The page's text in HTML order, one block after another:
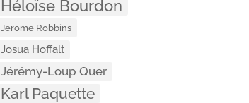
Héloïse Bourdon
Jerome Robbins
Josua Hoffalt
Jérémy-Loup Quer
Karl Paquette